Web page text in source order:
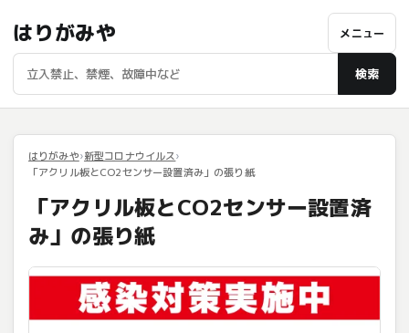
はりがみや
検索
メニュー
はりがみや 新型コロナウイルス
「アクリル板とCO2センサー設置済み」の張り紙
「アクリル板とCO2センサー設置済
み」の張り紙